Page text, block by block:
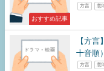
おすすめ記事
方言 意
【方
十音順）
方言 意